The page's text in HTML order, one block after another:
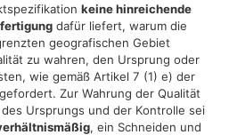
keine hinreichende
dafür liefert, warum die
geografischen Gebiet
zu wahren, den Ursprung oder
wie gemäß Artikel 7 (1) e) der
Zur Wahrung der Qualität
Ursprungs und der Kontrolle sei
, ein Schneiden und